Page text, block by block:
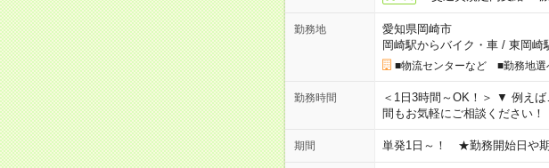
勤務地
愛知県岡崎市
岡崎駅からバイク・車/ 東岡崎
■物流センターなど ■勤務地選
勤務時間
＜1日3時間～OK！＞ ▼ 例え
間もお気軽にご相談ください！
期間 単発1日～！ ★勤務開始日や